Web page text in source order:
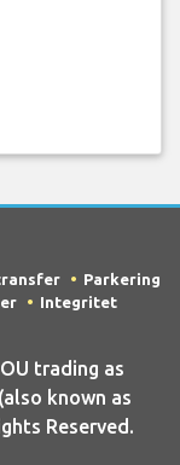
Parkering
Integritet
trading as
known as
Reserved.